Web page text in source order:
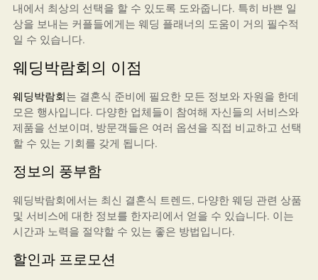
내에서 최상의 선택을 할 수 있도록 도와줍니다. 특히 바쁜 일
상을 보내는 커플들에게는 웨딩 플래너의 도움이 거의 필수적
일 수 있습니다.
웨딩박람회의 이점
웨딩박람회는 결혼식 준비에 필요한 모든 정보와 자원을 한데
모은 행사입니다. 다양한 업체들이 참여해 자신들의 서비스와
제품을 선보이며, 방문객들은 여러 옵션을 직접 비교하고 선택
할 수 있는 기회를 갖게 됩니다.
정보의 풍부함
웨딩박람회에서는 최신 결혼식 트렌드, 다양한 웨딩 관련 상품
및 서비스에 대한 정보를 한자리에서 얻을 수 있습니다. 이는
시간과 노력을 절약할 수 있는 좋은 방법입니다.
할인과 프로모션